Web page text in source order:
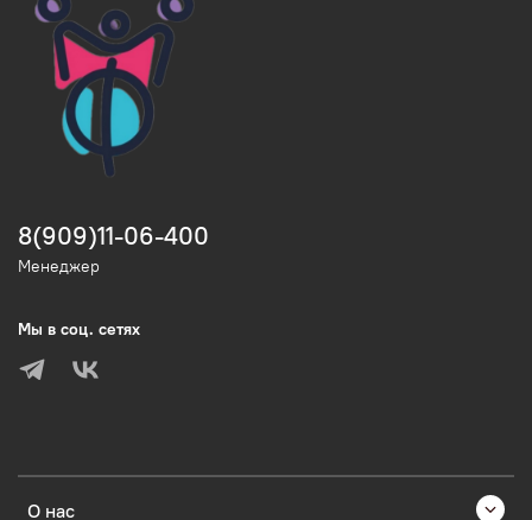
О нас
8(909)11-06-400
Менеджер
Мы в соц. сетях